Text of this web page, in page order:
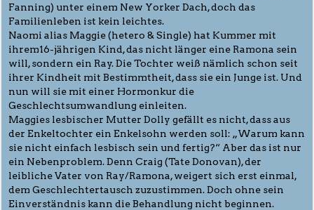
Fanning) unter einem New Yorker Dach, doch das
Familienleben ist kein leichtes.
Naomi alias Maggie (hetero & Single) hat Kummer mit
ihrem16-jährigen Kind, das nicht länger eine Ramona sein
will, sondern ein Ray. Die Tochter weiß nämlich schon seit
ihrer Kindheit mit Bestimmtheit, dass sie ein Junge ist. Und
nun will sie mit einer Hormonkur die
Geschlechtsumwandlung einleiten.
Maggies lesbischer Mutter Dolly gefällt es nicht, dass aus
der Enkeltochter ein Enkelsohn werden soll: „Warum kann
sie nicht einfach lesbisch sein und fertig?“ Aber das ist nur
ein Nebenproblem. Denn Craig (Tate Donovan), der
leibliche Vater von Ray/Ramona, weigert sich erst einmal,
dem Geschlechtertausch zuzustimmen. Doch ohne sein
Einverständnis kann die Behandlung nicht beginnen.